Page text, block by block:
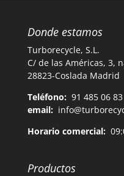
Donde estamos
Turborecycle, S.L.
C/ de las Américas, 3,
28823-Coslada Madrid
Teléfono: 91 485 06
email:
Horario comercial:
Productos